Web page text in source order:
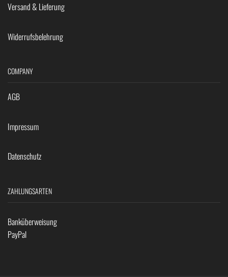
Versand & Lieferung
Widerrufsbelehrung
COMPANY
AGB
Impressum
Datenschutz
ZAHLUNGSARTEN
Banküberweisung
PayPal